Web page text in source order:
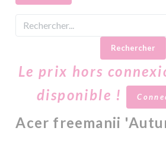
Rechercher
Le prix hors
disponible !
Acer freemanii